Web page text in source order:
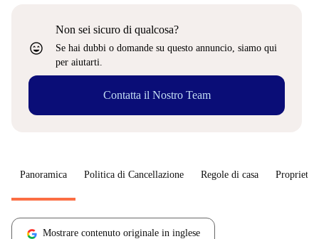
sentiment_very_satisfied
Non sei sicuro di qualcosa?
Se hai dubbi o domande su questo annuncio, siamo qui
per aiutarti.
Contatta il Nostro Team
Panoramica Politica di Cancellazione Regole di casa
Mostrare contenuto originale in inglese